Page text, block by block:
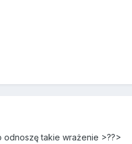
odnoszę takie wrażenie >??>